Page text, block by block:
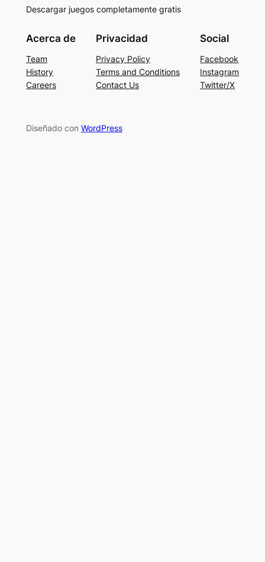
Descargar juegos completamente gratis
Acerca de
Team
History
Careers
Privacidad
Privacy Policy
Terms and Conditions
Contact Us
Social
Facebook
Instagram
Twitter/X
Diseñado con WordPress